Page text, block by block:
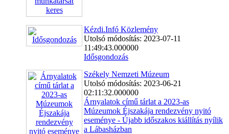
Kézdi.Infó Közlemény
Utolsó módosítás: 2023-07-11
11:49:43.000000
Idősgondozás
Székely Nemzeti Múzeum
Utolsó módosítás: 2023-06-21
02:11:32.000000
Árnyalatok című tárlat a 2023-as
Múzeumok Éjszakája rendezvény nyitó
eseménye - Újabb időszakos kiállítás nyílik
a Lábasházban